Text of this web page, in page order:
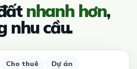
nhanh hơn,
nhu cầu.
Cho thuê Dự án